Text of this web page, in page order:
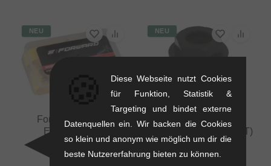
NEU
Forward "BL-10"
Entlüftungskit
0.15 kg
19.29EUR
NEU
Forward Freilauf-
Abzieher (30mm, 14/15T)
0.1 kg
13.40EUR
Diese Webseite nutzt Cookies
für Funktion, Statistik &
Targeting und bindet externe
Datenquellen ein. Wir backen die Cookies
so klein und anonym wie möglich um dir die
beste Nutzererfahrung bieten zu können.